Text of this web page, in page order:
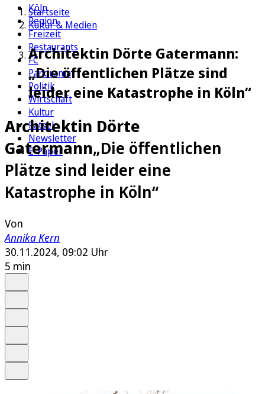
Köln
Region
Freizeit
Restaurants
FC
Panorama
Politik
Wirtschaft
Kultur
Rätsel
Newsletter
E-Paper
Startseite
Kultur & Medien
Architektin Dörte Gatermann:
„Die öffentlichen Plätze sind
leider eine Katastrophe in Köln“
Architektin Dörte
Gatermann„Die öffentlichen
Plätze sind leider eine
Katastrophe in Köln“
Von
Annika Kern
30.11.2024, 09:02 Uhr
5 min